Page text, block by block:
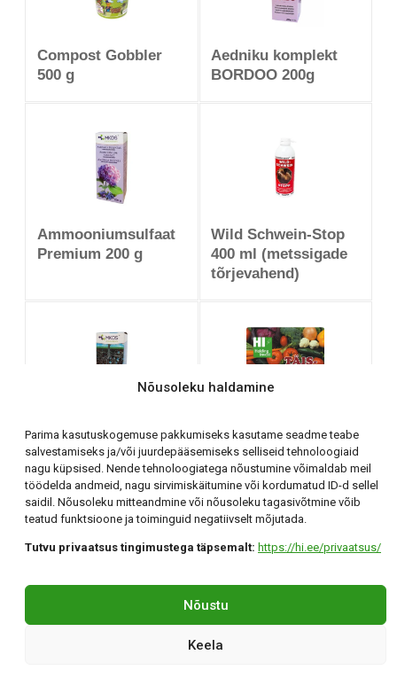
Nõusoleku haldamine
Parima kasutuskogemuse pakkumiseks kasutame seadme teabe
salvestamiseks ja/või juurdepääsemiseks selliseid tehnoloogiaid
nagu küpsised. Nende tehnoloogiatega nõustumine võimaldab meil
töödelda andmeid, nagu sirvimiskäitumine või kordumatud ID-d sellel
saidil. Nõusoleku mitteandmine või nõusoleku tagasivõtmine võib
teatud funktsioone ja toiminguid negatiivselt mõjutada.
Tutvu privaatsus tingimustega täpsemalt: https://hi.ee/privaatsus/
Nõustu
Keela
Compost Gobbler
500 g
Aedniku komplekt
BORDOO 200g
Ammooniumsulfaat
Premium 200 g
Wild Schwein-Stop
400 ml (metssigade
tõrjevahend)
Water Energy 100 g
Täisväetis 5 kg
Holding Invest OÜ
Tartu, Klaasi 12 +372 56 294 071 hi@hi.ee
©Holding Invest 2026